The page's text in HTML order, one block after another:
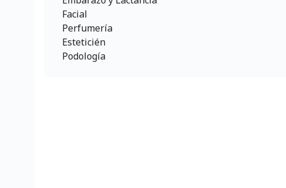
Facial
Perfumería
Esteticién
Podología